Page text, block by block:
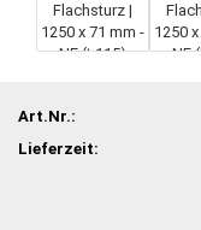
Art.Nr.:
Lieferzeit: